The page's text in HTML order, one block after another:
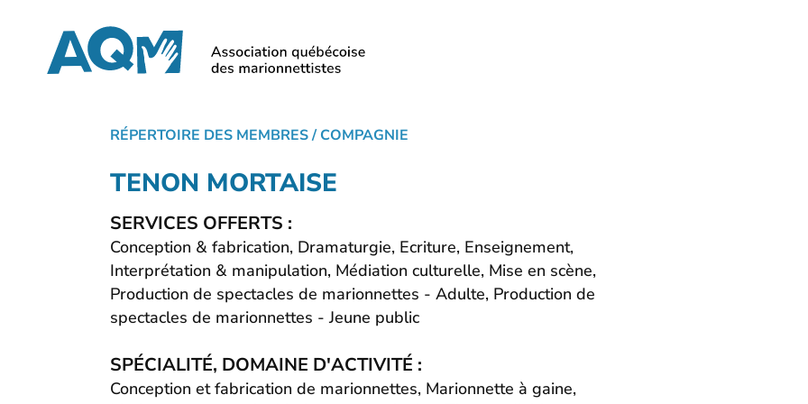
content
RÉPERTOIRE DES MEMBRES/ COMPAGNIE
TENON MORTAISE
SERVICES OFFERTS :
Conception & fabrication, Dramaturgie, Ecriture, Enseignement,
Interprétation & manipulation, Médiation culturelle, Mise en scène,
Production de spectacles de marionnettes - Adulte, Production de
spectacles de marionnettes - Jeune public
SPÉCIALITÉ, DOMAINE D'ACTIVITÉ :
Conception et fabrication de marionnettes, Marionnette à gaine,